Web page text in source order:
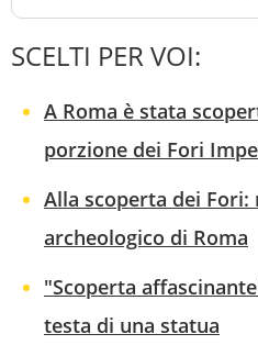
SCELTI PER VOI:
A Roma è stata
porzione dei Fori
Alla scoperta dei Fori:
archeologico di Roma
"Scoperta
testa di una statua